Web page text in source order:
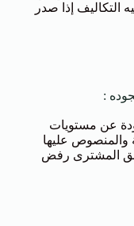
:
عن مستويات
والمنصوص عليها
المشترى رفض
التكاليف إذا صدر